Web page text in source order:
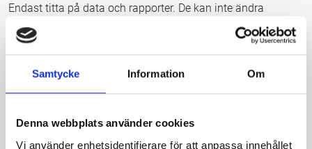
Samtycke Information Om
Denna webbplats använder cookies
Vi använder enhetsidentifierare för att anpassa innehållet
Endast titta på data och rapporter. De kan inte ändra
inställningar eller skicka in något till Google.
Passar för:
Chefer, kunder eller intressenter som bara vill se statistik.
Notera:Du bör vara försiktig med att ge någon statusen
möjlighet att ta bort andra användare (inklusive dig).